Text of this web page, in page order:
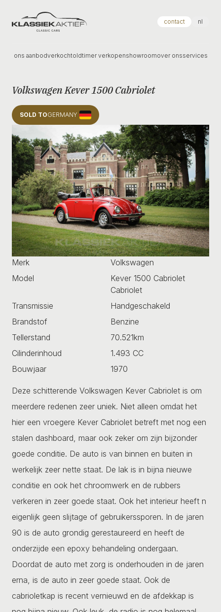
Klassiek Aktief contact nl
ons aanbodverkochtoldtimer verkopenshowroomover onsservices
Volkswagen Kever 1500 Cabriolet
SOLD TOGERMANY
Merk
Volkswagen
Model
Kever 1500 Cabriolet
Cabriolet
Transmissie
Handgeschakeld
Brandstof
Benzine
Tellerstand
70.521km
Cilinderinhoud
1.493 CC
Bouwjaar
1970
Deze schitterende Volkswagen Kever Cabriolet is om
meerdere redenen zeer uniek. Niet alleen omdat het
hier een vroegere Kever Cabriolet betreft met nog een
stalen dashboard, maar ook zeker om zijn bijzonder
goede conditie. De auto is van binnen en buiten in
werkelijk zeer nette staat. De lak is in bijna nieuwe
conditie en ook het chroomwerk en de rubbers
verkeren in zeer goede staat. Ook het interieur heeft n
eigenlijk geen slijtage of gebruikerssporen. In de jaren
90 is de auto grondig gerestaureerd en heeft de
onderzijde een epoxy behandeling ondergaan.
Doordat de auto met zorg is onderhouden in de jaren
erna, is de auto in zeer goede staat. Ook de
cabrioletkap is recent vernieuwd en de afdekkap is